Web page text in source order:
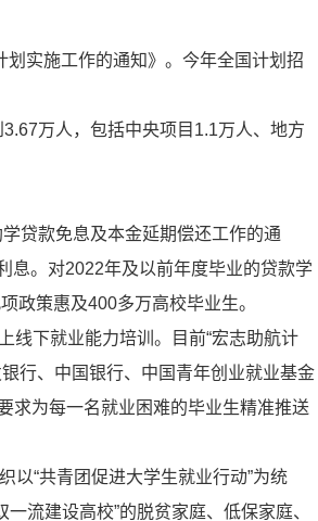
实施工作的通知》。今年全国计划招
万人，包括中央项目1.1万人、地方
贷款免息及本金延期偿还工作的通
息。对2022年及以前年度毕业的贷款学
政策惠及400多万高校毕业生。
线下就业能力培训。目前“宏志助航计
行、中国银行、中国青年创业就业基金
求为每一名就业困难的毕业生精准推送
以“共青团促进大学生就业行动”为统
流建设高校”的脱贫家庭、低保家庭、